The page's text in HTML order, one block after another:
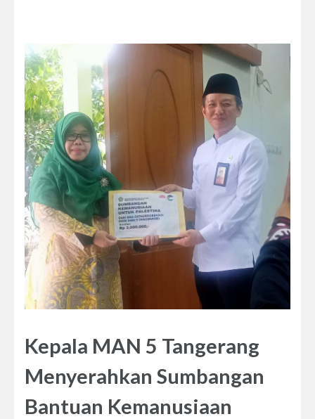
Kepala MAN 5 Tangerang
Menyerahkan Sumbangan
Bantuan Kemanusiaan